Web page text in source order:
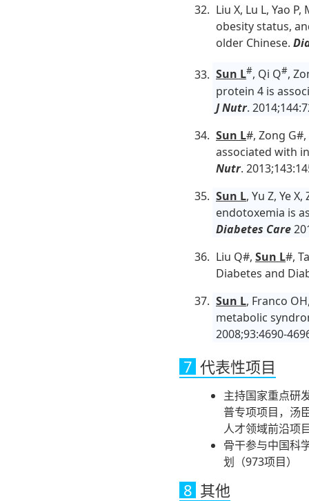
Liu X, Lu L, Yao P,
obesity status,
older Chinese.
Sun L#, Qi Q#,
protein 4 is
J Nutr.
Sun L#, Zong G#,
associated with
Nutr.
Sun L, Yu Z, Ye
endotoxemia is
Diabetes Care
Liu Q#, Sun L#,
Diabetes and
Sun L, Franco
metabolic
2008;93:4690-
7 代表性项目
主持国家重点研
普专项项目，汤
人才领域前沿项
骨干参与中国科
划（973项目）
8 其他